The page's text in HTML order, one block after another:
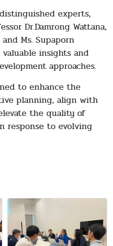
experts,
Dr.Damrong Wattana,
Ms. Supaporn
insights and
approaches.
to enhance the
planning, align with
the quality of
response to evolving